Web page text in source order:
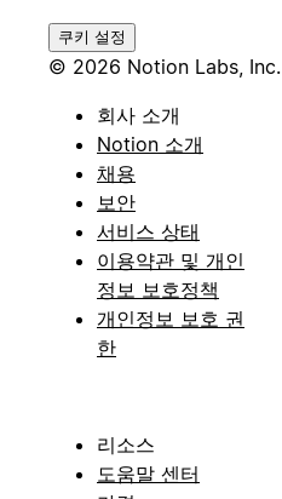
쿠키 설정
© 2026 Notion Labs, Inc.
회사 소개
Notion 소개
채용
보안
서비스 상태
이용약관 및 개인
정보 보호정책
개인정보 보호 권
한
리소스
도움말 센터